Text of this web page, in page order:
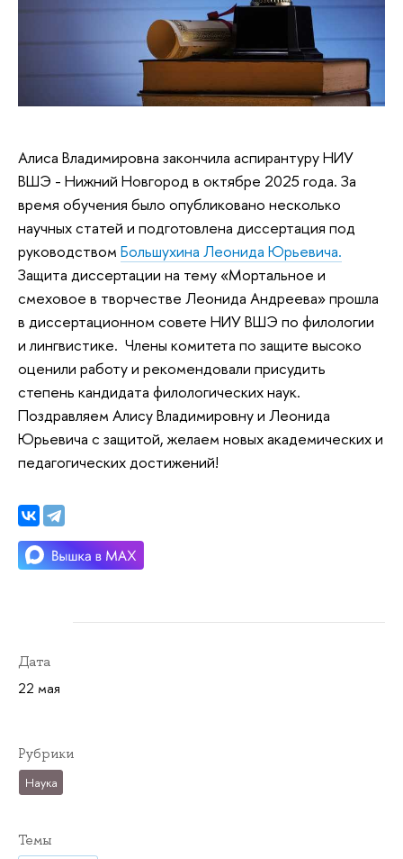
Алиса Владимировна закончила аспирантуру НИУ
ВШЭ - Нижний Новгород в октябре 2025 года. За
время обучения было опубликовано несколько
научных статей и подготовлена диссертация под
руководством Большухина Леонида Юрьевича.
Защита диссертации на тему «Мортальное и
смеховое в творчестве Леонида Андреева» прошла
в диссертационном совете НИУ ВШЭ по филологии
и лингвистике. Члены комитета по защите высоко
оценили работу и рекомендовали присудить
степень кандидата филологических наук.
Поздравляем Алису Владимировну и Леонида
Юрьевича с защитой, желаем новых академических и
педагогических достижений!
Дата
22 мая
Рубрики
Наука
Темы